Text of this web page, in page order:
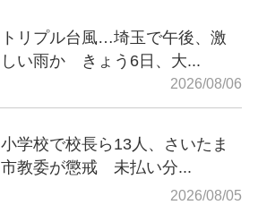
トリプル台風…埼玉で午後、激
しい雨か きょう6日、大...
2026/08/06
小学校で校長ら13人、さいたま
市教委が懲戒 未払い分...
2026/08/05